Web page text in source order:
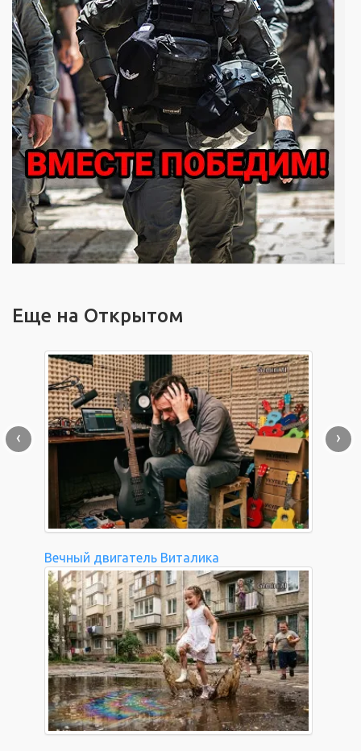
Еще на Открытом
Вечный двигатель Виталика
‹ ›